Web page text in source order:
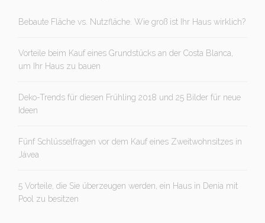
Bebaute Fläche vs. Nutzfläche. Wie groß ist Ihr Haus wirklich?
Vorteile beim Kauf eines Grundstücks an der Costa Blanca,
um Ihr Haus zu bauen
Deko-Trends für diesen Frühling 2018 und 25 Bilder für neue
Ideen
Fünf Schlüsselfragen vor dem Kauf eines Zweitwohnsitzes in
Jávea
5 Vorteile, die Sie überzeugen werden, ein Haus in Denia mit
Pool zu besitzen